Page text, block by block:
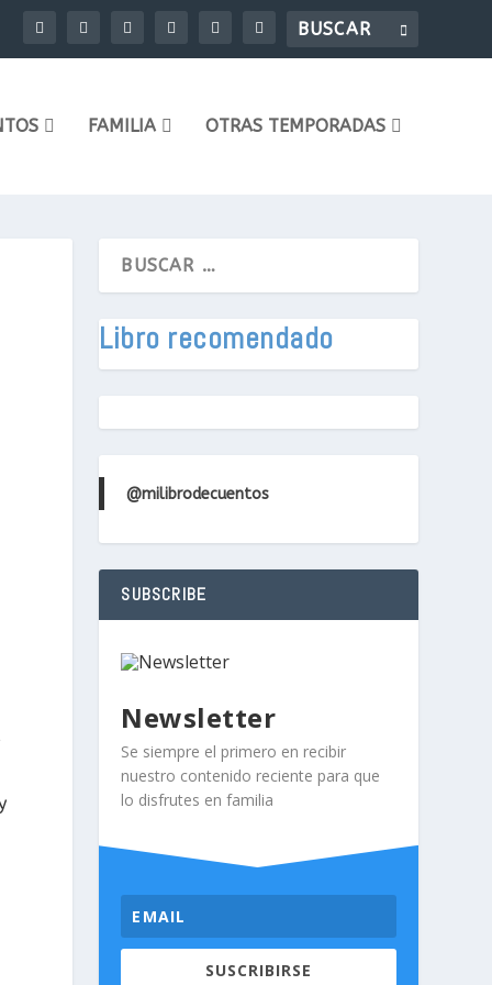
FAMILIA OTRAS TEMPORADAS
Libro recomendado
@milibrodecuentos
SUBSCRIBE
Newsletter
Se siempre el primero en recibir
nuestro contenido reciente para que
lo disfrutes en familia
SUSCRIBIRSE